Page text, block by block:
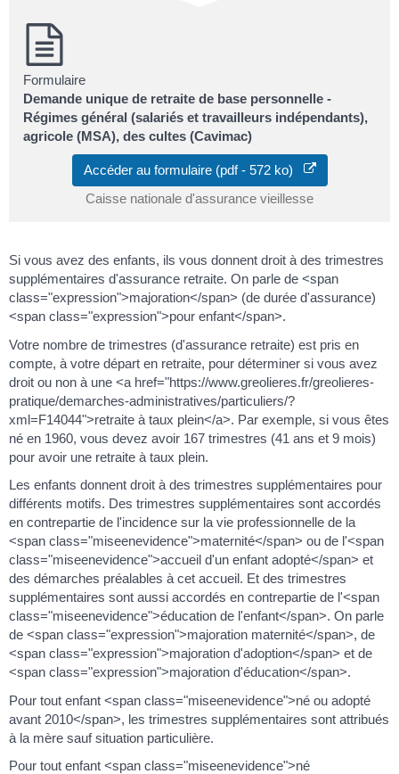
Formulaire
Demande unique de retraite de base personnelle -
Régimes général (salariés et travailleurs indépendants),
agricole (MSA), des cultes (Cavimac)
Accéder au formulaire (pdf - 572 ko)
Caisse nationale d'assurance vieillesse
Si vous avez des enfants, ils vous donnent droit à des trimestres
supplémentaires d'assurance retraite. On parle de <span
class="expression">majoration</span> (de durée d'assurance)
<span class="expression">pour enfant</span>.
Votre nombre de trimestres (d'assurance retraite) est pris en
compte, à votre départ en retraite, pour déterminer si vous avez
droit ou non à une <a href="https://www.greolieres.fr/greolieres-
pratique/demarches-administratives/particuliers/?
xml=F14044">retraite à taux plein</a>. Par exemple, si vous êtes
né en 1960, vous devez avoir 167 trimestres (41 ans et 9 mois)
pour avoir une retraite à taux plein.
Les enfants donnent droit à des trimestres supplémentaires pour
différents motifs. Des trimestres supplémentaires sont accordés
en contrepartie de l'incidence sur la vie professionnelle de la
<span class="miseenevidence">maternité</span> ou de l'<span
class="miseenevidence">accueil d'un enfant adopté</span> et
des démarches préalables à cet accueil. Et des trimestres
supplémentaires sont aussi accordés en contrepartie de l'<span
class="miseenevidence">éducation de l'enfant</span>. On parle
de <span class="expression">majoration maternité</span>, de
<span class="expression">majoration d'adoption</span> et de
<span class="expression">majoration d'éducation</span>.
Pour tout enfant <span class="miseenevidence">né ou adopté
avant 2010</span>, les trimestres supplémentaires sont attribués
à la mère sauf situation particulière.
Pour tout enfant <span class="miseenevidence">né